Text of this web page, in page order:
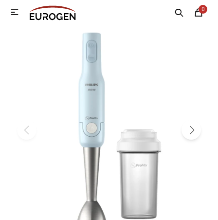
0
 MI CUENTA
Electrodomésticos